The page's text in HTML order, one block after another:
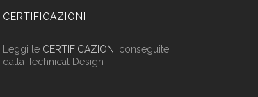
CERTIFICAZIONI
Leggi le CERTIFICAZIONI
conseguite
dalla Technical Design